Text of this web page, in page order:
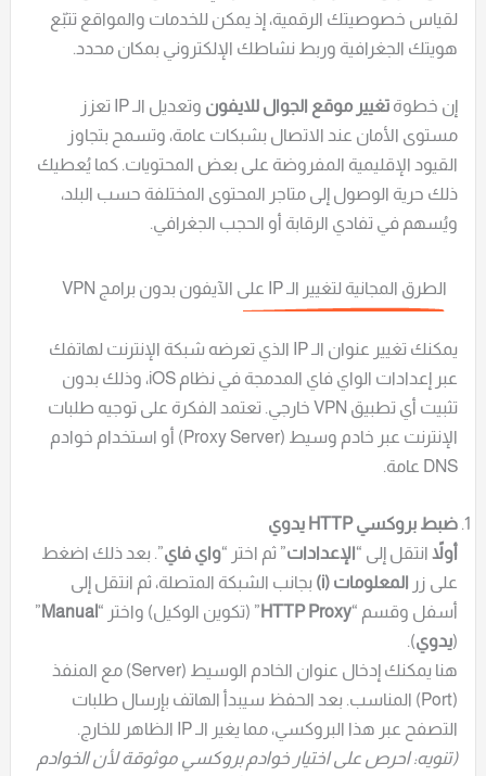
لقياس خصوصيتك الرقمية، إذ يمكن للخدمات والمواقع تتبّع
هويتك الجغرافية وربط نشاطك الإلكتروني بمكان محدد.
إن خطوةتغيير موقع الجوال للايفون
وتعديل الـ IP تعزز
مستوى الأمان عند الاتصال بشبكات عامة، وتسمح بتجاوز
القيود الإقليمية المفروضة على بعض المحتويات. كما يُعطيك
ذلك حرية الوصول إلى متاجر المحتوى المختلفة حسب البلد،
ويُسهم في تفادي الرقابة أو الحجب الجغرافي.
الطرق المجانية لتغيير الـ IP على الآيفون بدون برامج VPN
يمكنك تغيير عنوان الـ IP الذي تعرضه شبكة الإنترنت لهاتفك
عبر إعدادات الواي فاي المدمجة في نظام iOS، وذلك بدون
تثبيت أي تطبيق VPN خارجي. تعتمد الفكرة على توجيه طلبات
الإنترنت عبر خادم وسيط (Proxy Server) أو استخدام خوادم
DNS عامة.
ضبط بروكسي HTTP يدوي
أولاً انتقل إلى “الإعدادات” ثم اختر “واي فاي”. بعد ذلك اضغط
على زر المعلومات (i)
بجانب الشبكة المتصلة، ثم انتقل إلى
أسفل وقسم “HTTP Proxy ” (تكوين الوكيل) واختر “ Manual
”
(يدوي).
هنا يمكنك إدخال عنوان الخادم الوسيط (Server) مع المنفذ
(Port) المناسب. بعد الحفظ سيبدأ الهاتف بإرسال طلبات
التصفح عبر هذا البروكسي، مما يغير الـ IP الظاهر للخارج.
(تنويه: احرص على اختيار خوادم بروكسي موثوقة لأن الخوادم